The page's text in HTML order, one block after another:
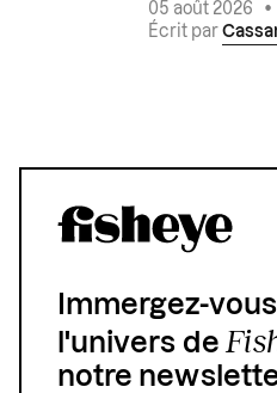
05 août 2026
•
Écrit par
Immergez-
l'univers de
notre